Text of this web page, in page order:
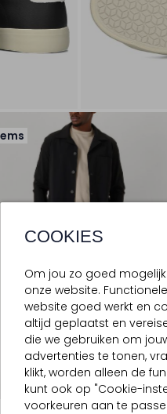
COOKIES
Om jou zo goed
onze website.
website goed werkt en
altijd geplaatst en
die we gebruiken om
advertenties te tonen,
klikt, worden alleen de
kunt ook op "Cookie-
voorkeuren aan te
Ontdek de look